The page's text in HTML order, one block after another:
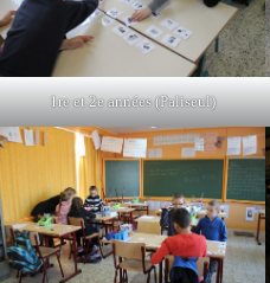
1re et 2e années (Paliseul)